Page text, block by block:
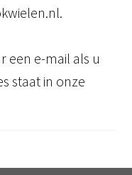
een e-mail als u
staat in onze